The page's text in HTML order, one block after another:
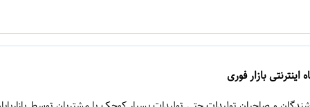
اینترنتی بازار فوری